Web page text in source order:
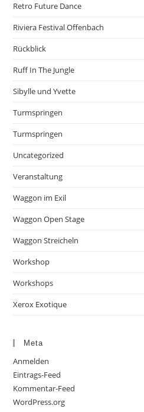
Retro Future Dance
Riviera Festival Offenbach
Rückblick
Ruff In The Jungle
Sibylle und Yvette
Turmspringen
Turmspringen
Uncategorized
Veranstaltung
Waggon im Exil
Waggon Open Stage
Waggon Streicheln
Workshop
Workshops
Xerox Exotique
Meta
Anmelden
Eintrags-Feed
Kommentar-Feed
WordPress.org